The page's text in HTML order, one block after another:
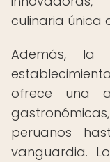
culinaria única
Además, la
ofrece una
peruanos
vanguardia.